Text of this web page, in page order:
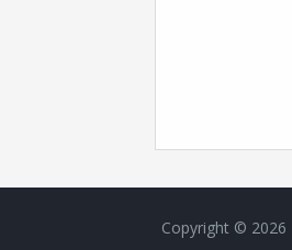
Copyright © 2026